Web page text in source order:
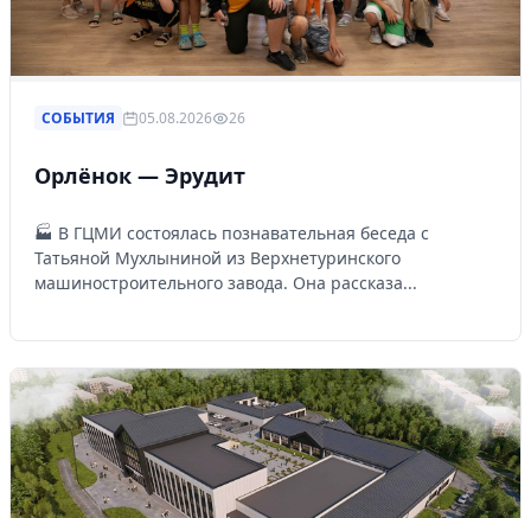
СОБЫТИЯ 05.08.2026 26
Орлёнок — Эрудит
🏭 В ГЦМИ состоялась познавательная беседа с
Татьяной Мухлыниной из Верхнетуринского
машиностроительного завода. Она рассказа...